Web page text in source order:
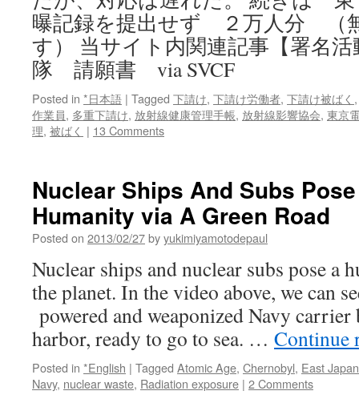
曝記録を提出せず ２万人分 （
す） 当サイト内関連記事【署名
隊 請願書 via SVCF
Posted in *日本語 | Tagged 下請け, 下請け労働者, 下請け被ばく
作業員, 多重下請け, 放射線健康管理手帳, 放射線影響協会, 東京
理, 被ばく | 13 Comments
Nuclear Ships And Subs
Humanity via A Green Road
Posted on 2013/02/27byyukimiyamotodepaul
Nuclear ships and nuclear subs pose a
the planet. In the video above, we can
powered and weaponized Navy
harbor, ready to go to sea. … Continue
Posted in *English | Tagged Atomic Age, Chernobyl, East
Navy, nuclear waste, Radiation exposure | 2 Comments